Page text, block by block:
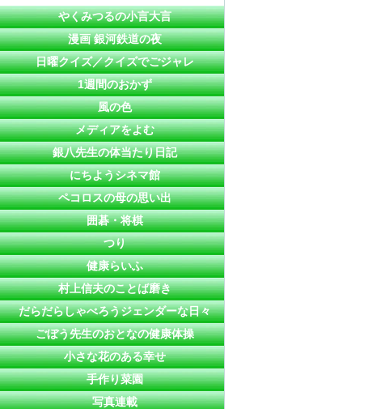
やくみつるの小言大言
漫画 銀河鉄道の夜
日曜クイズ／クイズでごジャレ
1週間のおかず
風の色
メディアをよむ
銀八先生の体当たり日記
にちようシネマ館
ペコロスの母の思い出
囲碁・将棋
つり
健康らいふ
村上信夫のことば磨き
だらだらしゃべろうジェンダーな日々
ごぼう先生のおとなの健康体操
小さな花のある幸せ
手作り菜園
写真連載